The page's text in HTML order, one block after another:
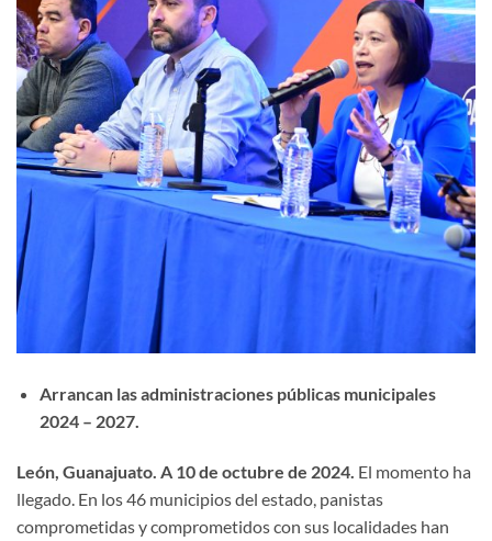
Arrancan las administraciones públicas municipales
2024 – 2027.
León, Guanajuato. A 10 de octubre de 2024. El momento ha
llegado. En los 46 municipios del estado, panistas
comprometidas y comprometidos con sus localidades han